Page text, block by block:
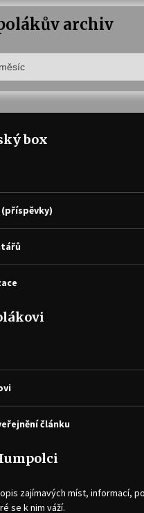
archiv
box
článku
zajímavých míst, informací,
se k nim váží.